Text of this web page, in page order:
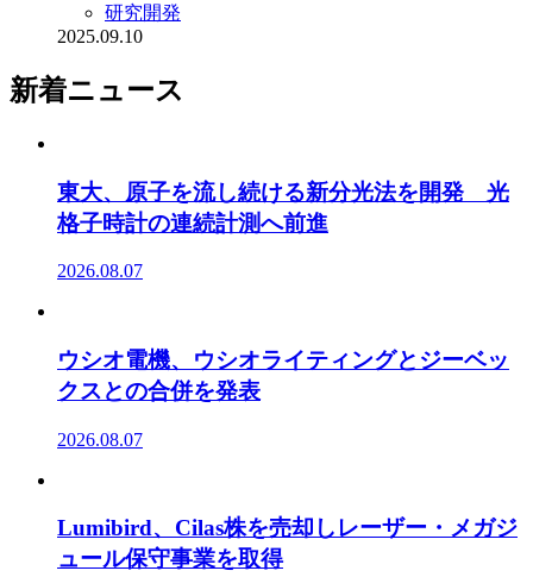
研究開発
2025.09.10
新着ニュース
東大、原子を流し続ける新分光法を開発 光
格子時計の連続計測へ前進
2026.08.07
ウシオ電機、ウシオライティングとジーベッ
クスとの合併を発表
2026.08.07
Lumibird、Cilas株を売却しレーザー・メガジ
ュール保守事業を取得